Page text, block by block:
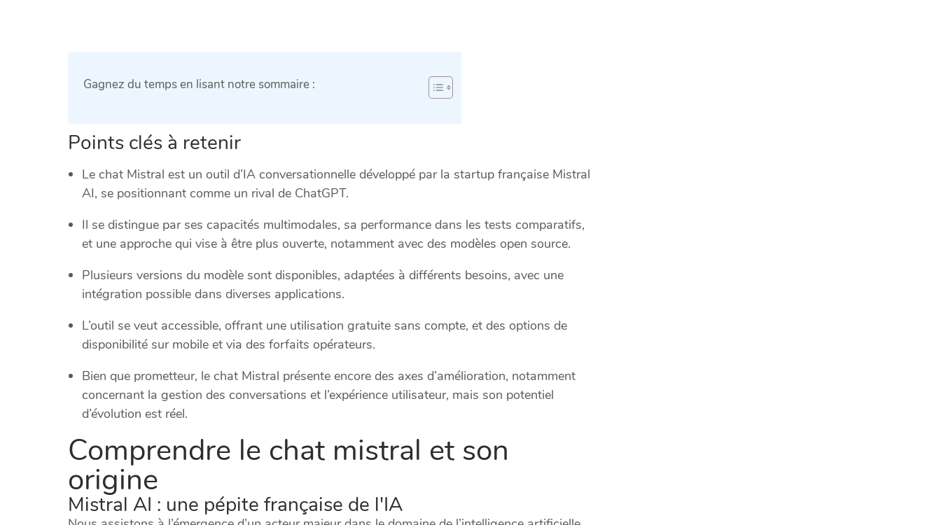
Gagnez du temps en lisant notre sommaire :
Points clés à retenir
Le chat Mistral est un outil d’IA conversationnelle développé par la startup française Mistral
AI, se positionnant comme un rival de ChatGPT.
Il se distingue par ses capacités multimodales, sa performance dans les tests comparatifs,
et une approche qui vise à être plus ouverte, notamment avec des modèles open source.
Plusieurs versions du modèle sont disponibles, adaptées à différents besoins, avec une
intégration possible dans diverses applications.
L’outil se veut accessible, offrant une utilisation gratuite sans compte, et des options de
disponibilité sur mobile et via des forfaits opérateurs.
Bien que prometteur, le chat Mistral présente encore des axes d’amélioration, notamment
concernant la gestion des conversations et l’expérience utilisateur, mais son potentiel
d’évolution est réel.
Comprendre le chat mistral et son
origine
Mistral AI : une pépite française de l'IA